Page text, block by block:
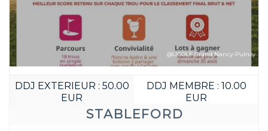
STABLEFORD
DDJ EXTERIEUR : 50.00
EUR
DDJ MEMBRE : 10.00
EUR
@UGOLF Grand Nancy-Pulnoy